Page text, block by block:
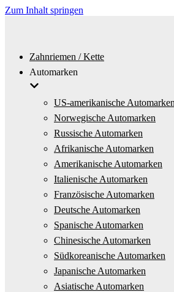
Zum Inhalt springen
Zahnriemen / Kette
Automarken
US-amerikanische Automarken
Norwegische Automarken
Russische Automarken
Afrikanische Automarken
Amerikanische Automarken
Italienische Automarken
Französische Automarken
Deutsche Automarken
Spanische Automarken
Chinesische Automarken
Südkoreanische Automarken
Japanische Automarken
Asiatische Automarken